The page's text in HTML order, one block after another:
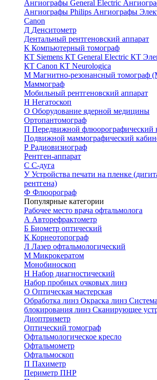
Ангиографы General Electric
Ангиографы Philips Ангиографы
Canon
Д Денситометр
Дентальный рентгеновский аппарат
К Компьютерный томограф
КТ Siemens КТ General Electric КТ
КТ Canon КТ Neurologica
М Магнитно-резонансный томограф
Маммограф
Мобильный рентгеновский аппарат
Н Негатоскоп
О Оборудование ядерной медицины
Ортопантомограф
П Передвижной флюорографический
Подвижной маммографический
Р Радиовизиограф
Рентген-аппарат
С С-дуга
УУстройства печати на пленке
рентгена)
Ф Флюорограф
Популярные категории
Рабочее место врача офтальмолога
А Авторефрактометр
Б Биометр оптический
К Корнеотопограф
Л Лазер офтальмологический
М Микрокератом
Монобиноскоп
Н Набор диагностический
Набор пробных очковых линз
О Оптическая мастерская
Обработка линз Окраска линз
блокирования линз Сканирующее
Диоптриметр
Оптический томограф
Офтальмологическое кресло
Офтальмометр
Офтальмоскоп
П Пахиметр
Периметр ПНР